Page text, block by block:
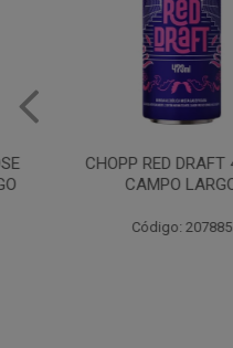
CHOPP RED DRAFT 473ML
CAMPO LARGO
Código: 207885